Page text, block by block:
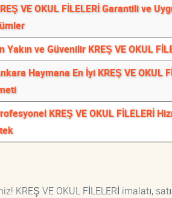
VE OKUL FİLELERİ Garantili ve
Yakın ve Güvenilir KREŞ VE OKUL
Haymana En İyi KREŞ VE OKUL
KREŞ VE OKUL FİLELERİ
KREŞ VE OKUL FİLELERİ imalatı,